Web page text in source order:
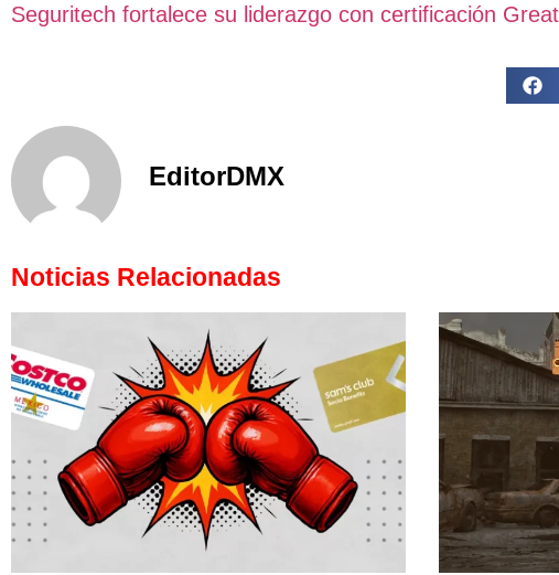
Seguritech fortalece su liderazgo con certificación
EditorDMX
Noticias Relacionadas